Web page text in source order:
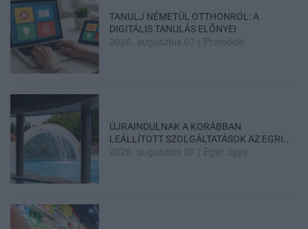
TANULJ NÉMETÜL OTTHONRÓL: A
DIGITÁLIS TANULÁS ELŐNYEI
2026. augusztus 07 Promóció
ÚJRAINDULNAK A KORÁBBAN
LEÁLLÍTOTT SZOLGÁLTATÁSOK AZ EGRI...
2026. augusztus 07 Eger ügye